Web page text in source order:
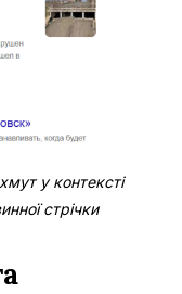
у контексті
стрічки